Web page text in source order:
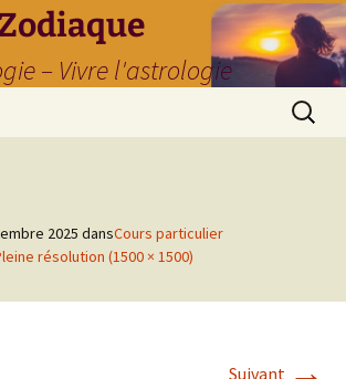
– Vivre l'astrologie
2025 dansCours particulier
résolution (1500 × 1500)
Suivant